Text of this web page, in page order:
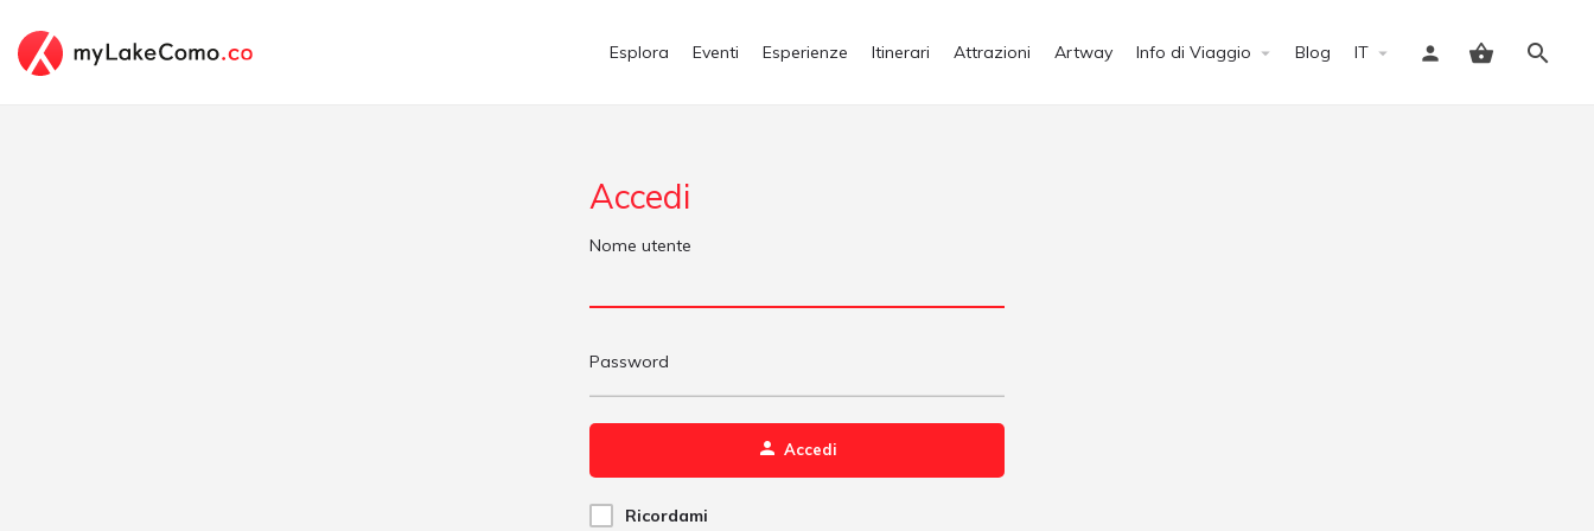
Esplora Eventi Esperienze Itinerari Attrazioni Artway Info di Viaggio Blog IT
Accedi
Accedi
Nome utente
Password
Accedi
Ricordami